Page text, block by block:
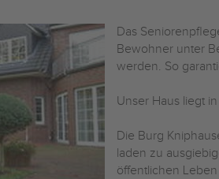
Das
Bewohner unter
werden. So
Unser Haus liegt
Die Burg
laden zu
öffentlichen